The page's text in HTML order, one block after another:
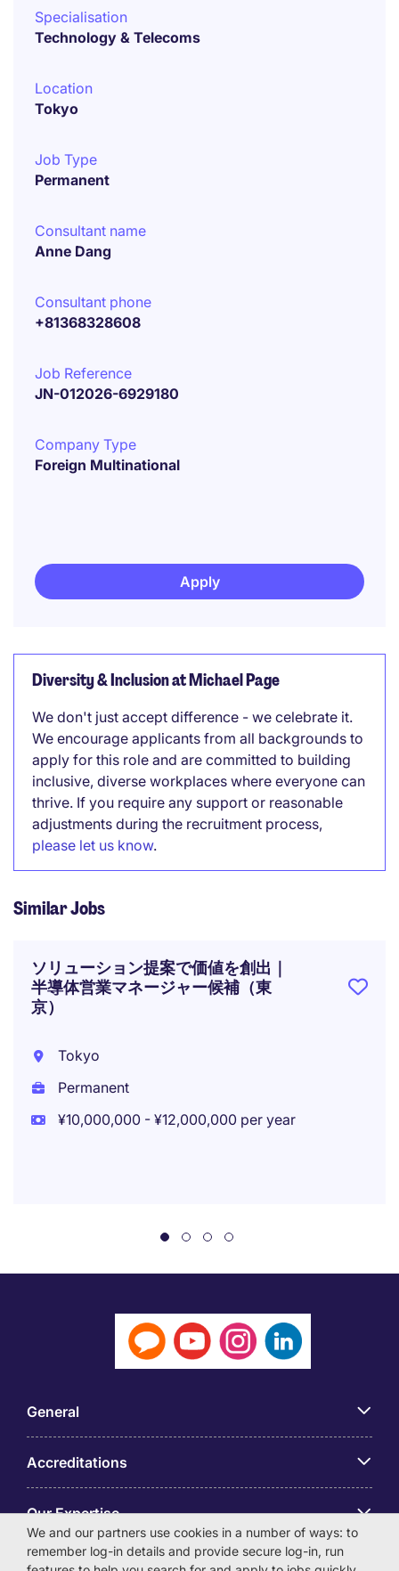
Specialisation
Technology & Telecoms
Location
Tokyo
Job Type
Permanent
Consultant name
Anne Dang
Consultant phone
+81368328608
Job Reference
JN-012026-6929180
Company Type
Foreign Multinational
Apply
Diversity & Inclusion at Michael Page
We don't just accept difference - we celebrate it.
We encourage applicants from all backgrounds to
apply for this role and are committed to building
inclusive, diverse workplaces where everyone can
thrive. If you require any support or reasonable
adjustments during the recruitment process,
please let us know.
Similar Jobs
ソリューション提案で価値を創出｜
半導体営業マネージャー候補（東
京）
Tokyo
Permanent
¥10,000,000 - ¥12,000,000 per year
General
Accreditations
Our Expertise
アプリ
We and our partners use cookies in a number of ways: to
remember log-in details and provide secure log-in, run